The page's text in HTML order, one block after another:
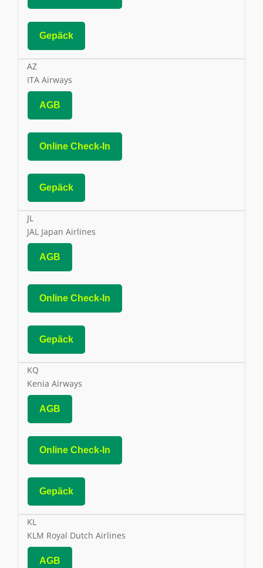
Gepäck
AZ
ITA Airways
AGB
Online Check-In
Gepäck
JL
JAL Japan Airlines
AGB
Online Check-In
Gepäck
KQ
Kenia Airways
AGB
Online Check-In
Gepäck
KL
KLM Royal Dutch Airlines
AGB